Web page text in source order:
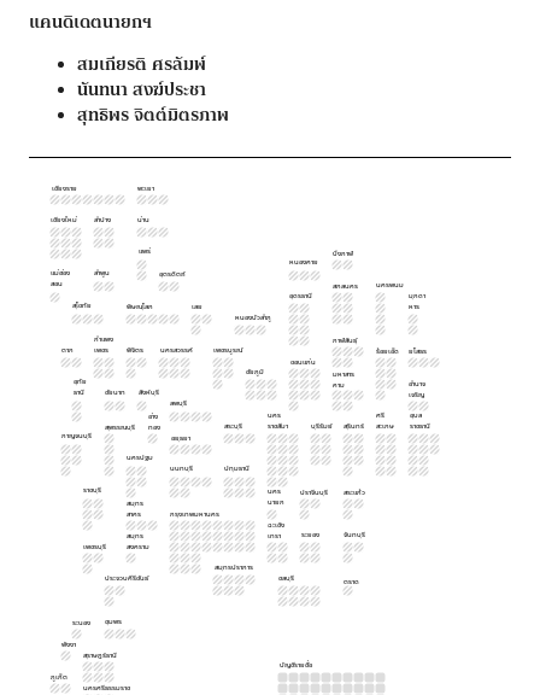
แคนดิเดตนายกฯ
สมเกียรติ ศรลัมพ์
นันทนา สงฆ์ประชา
สุทธิพร จิตต์มิตรภาพ
กรุงเทพมหานคร
ฉะเชิง
เทรา
ชลบุรี
ระยอง จันทบุรี
สระแก้ว
ปราจีนบุรี
ตราด
สมุทร
สาคร
สมุทร
สงคราม
ราชบุรี
กาญจนบุรี
เพชรบุรี
ประจวบคีรีขันธ์
ชุมพร
สุราษฎร์ธานี
นครศรีธรรมราช
พังงา
ภูเก็ต
ระนอง
นครปฐม
สุพรรณบุรี
อยุธยา
อ่าง
ทอง
สิงห์บุรี
นครสวรรค์
พิจิตร เพชรบูรณ์
กำแพง
เพชร
ตาก
สุโขทัย
ลำปาง
พะเยา
ลำพูน
พิษณุโลก
อุตรดิตถ์
แพร่
น่าน
เลย
หนองบัวลำภู
อุดรธานี
สกลนคร นครพนม
กาฬสินธุ์
มุกดา
หาร
หนองคาย
บึงกาฬ
แม่ฮ่อง
สอน
เชียงใหม่
เชียงราย
ชัยนาท
อุทัย
ธานี
สระบุรี
นคร
นายก
นคร
ราชสีมา
บุรีรัมย์ สุรินทร์
ศรี
สะเกษ
อุบล
ราชธานี
อำนาจ
เจริญ
ยโสธร
ร้อยเอ็ด
มหาสาร
คาม
ขอนแก่น
ชัยภูมิ
ลพบุรี
นนทบุรี ปทุมธานี
สมุทรปราการ
บัญชีรายชื่อ